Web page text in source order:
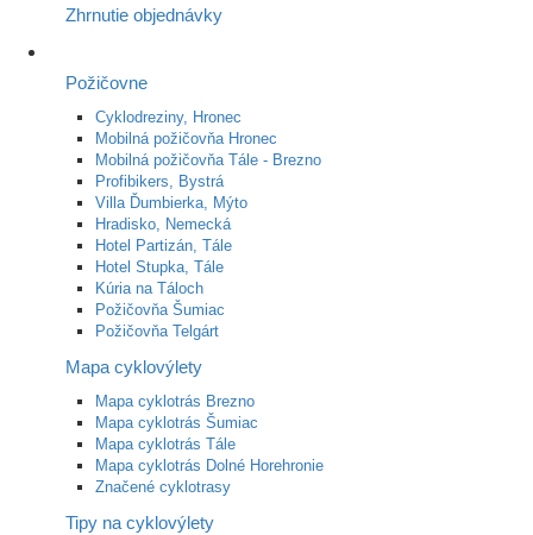
Zhrnutie objednávky
Požičovne
Cyklodreziny, Hronec
Mobilná požičovňa Hronec
Mobilná požičovňa Tále - Brezno
Profibikers, Bystrá
Villa Ďumbierka, Mýto
Hradisko, Nemecká
Hotel Partizán, Tále
Hotel Stupka, Tále
Kúria na Táloch
Požičovňa Šumiac
Požičovňa Telgárt
Mapa cyklovýlety
Mapa cyklotrás Brezno
Mapa cyklotrás Šumiac
Mapa cyklotrás Tále
Mapa cyklotrás Dolné Horehronie
Značené cyklotrasy
Tipy na cyklovýlety